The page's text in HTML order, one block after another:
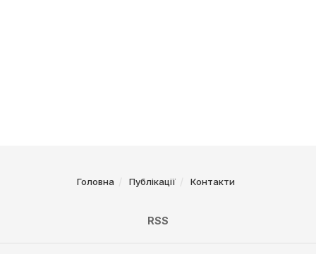
Головна Публікації Контакти
RSS